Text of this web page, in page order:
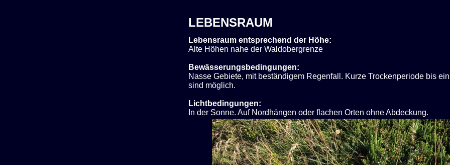
LEBENSRAUM
Lebensraum entsprechend der Höhe:
Alte Höhen nahe der Waldobergrenze
Bewässerungsbedingungen:
Nasse Gebiete, mit beständigem Regenfall. Kurze Trockenperiode bis
sind möglich.
Lichtbedingungen:
In der Sonne. Auf Nordhängen oder flachen Orten ohne Abdeckung.